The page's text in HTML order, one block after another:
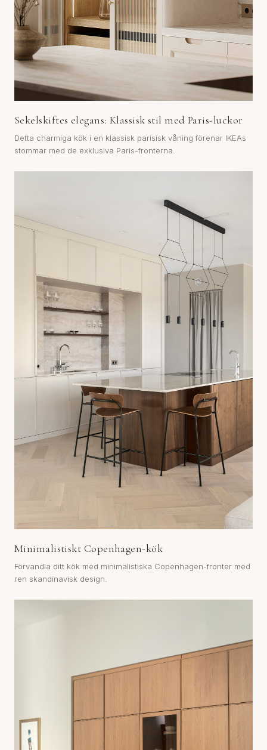
Sekelskiftes elegans: Klassisk stil med Paris-luckor
Detta charmiga kök i en klassisk parisisk våning förenar IKEAs
stommar med de exklusiva Paris-fronterna.
Minimalistiskt Copenhagen-kök
Förvandla ditt kök med minimalistiska Copenhagen-fronter med
ren skandinavisk design.